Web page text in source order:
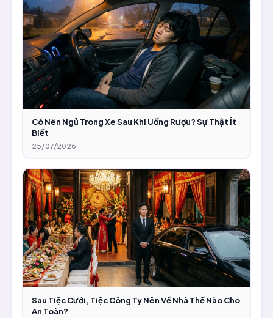
Có Nên Ngủ Trong Xe Sau Khi Uống Rượu? Sự Thật Ít
Biết
25/07/2026
Sau Tiệc Cưới, Tiệc Công Ty Nên Về Nhà Thế Nào Cho
An Toàn?